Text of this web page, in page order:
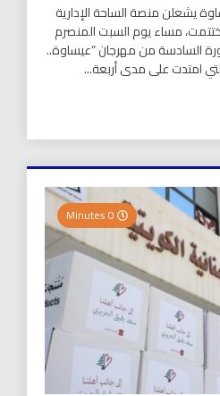
يشعلن منصة الساحة الإدارية
مساء يوم السبت المنصرم
السادسة من مهرجان “عيساوة..
امتدت على مدى أربعة...